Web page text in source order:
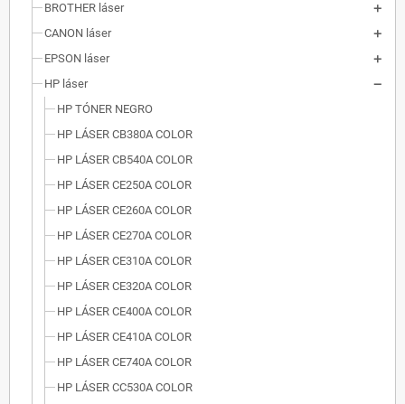
BROTHER láser
CANON láser
EPSON láser
HP láser
HP TÓNER NEGRO
HP LÁSER CB380A COLOR
HP LÁSER CB540A COLOR
HP LÁSER CE250A COLOR
HP LÁSER CE260A COLOR
HP LÁSER CE270A COLOR
HP LÁSER CE310A COLOR
HP LÁSER CE320A COLOR
HP LÁSER CE400A COLOR
HP LÁSER CE410A COLOR
HP LÁSER CE740A COLOR
HP LÁSER CC530A COLOR